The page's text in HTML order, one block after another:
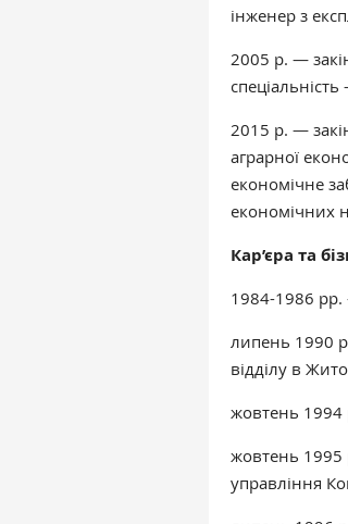
інженер з
2005 р. —
2015 р. —
аграрної
економічне
економічних
Кар’єра та
1984-1986
липень 1990
відділу в
жовтень
жовтень 1995
управління